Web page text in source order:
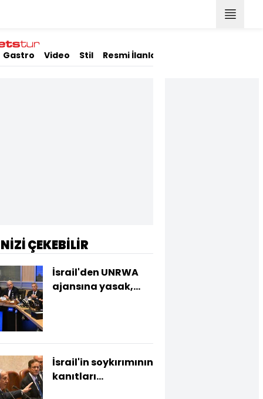
Gastro Video Stil Resmi İlanlar
ÇEKEBİLİR
İsrail'den UNRWA
ajansına yasak,
İsrail'in soykırımının
kanıtları